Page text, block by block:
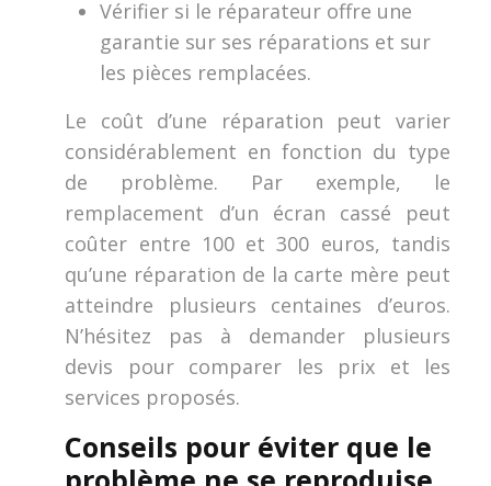
Vérifier si le réparateur offre une
garantie sur ses réparations et sur
les pièces remplacées.
Le coût d’une réparation peut varier
considérablement en fonction du type
de problème. Par exemple, le
remplacement d’un écran cassé peut
coûter entre 100 et 300 euros, tandis
qu’une réparation de la carte mère peut
atteindre plusieurs centaines d’euros.
N’hésitez pas à demander plusieurs
devis pour comparer les prix et les
services proposés.
Conseils pour éviter que le